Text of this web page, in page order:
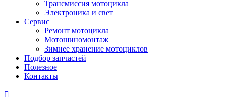
Трансмиссия мотоцикла
Электроника и свет
Сервис
Ремонт мотоцикла
Мотошиномонтаж
Зимнее хранение мотоциклов
Подбор запчастей
Полезное
Контакты